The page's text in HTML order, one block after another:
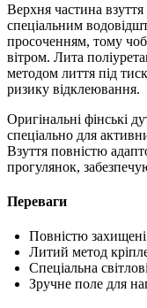
Верхня частина
спеціальним
просоченням, тому
вітром. Лита
методом лиття під
ризику відклеювання.
Оригінальні фінські
спеціально для
Взуття повністю
прогулянок,
Переваги
Повністю
Литий метод
Спеціальна
Зручне поле для